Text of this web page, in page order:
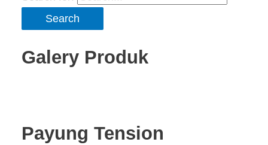
Galery Produk
Payung Tension